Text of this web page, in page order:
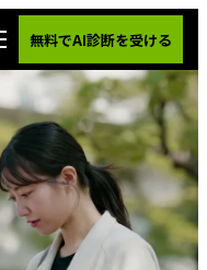
無料でAI診断を受ける